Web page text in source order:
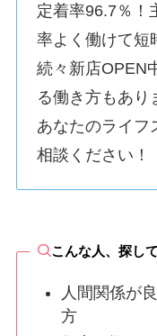
定着率96.7％！
率よく働けて
続々新店OPEN
る働き方もあり
あなたのライフ
相談ください！
こんな人、探し
人間関係が
方